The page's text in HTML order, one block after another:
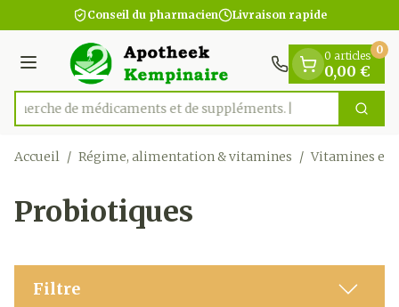
Aller au contenu
1 de 1
Conseil du pharmacien Livraison rapide
Menu
Rechercher
Recherche de médicament
0 articles
0,00 €
0
Accueil / Régime, alimentation & vitamines / Vitamines et
Probiotiques
Filtre